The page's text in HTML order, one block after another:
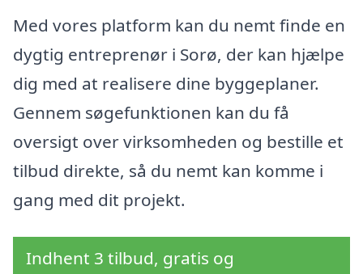
Med vores platform kan du nemt finde en
dygtig entreprenør i Sorø, der kan hjælpe
dig med at realisere dine byggeplaner.
Gennem søgefunktionen kan du få
oversigt over virksomheden og bestille et
tilbud direkte, så du nemt kan komme i
gang med dit projekt.
Indhent 3 tilbud, gratis og